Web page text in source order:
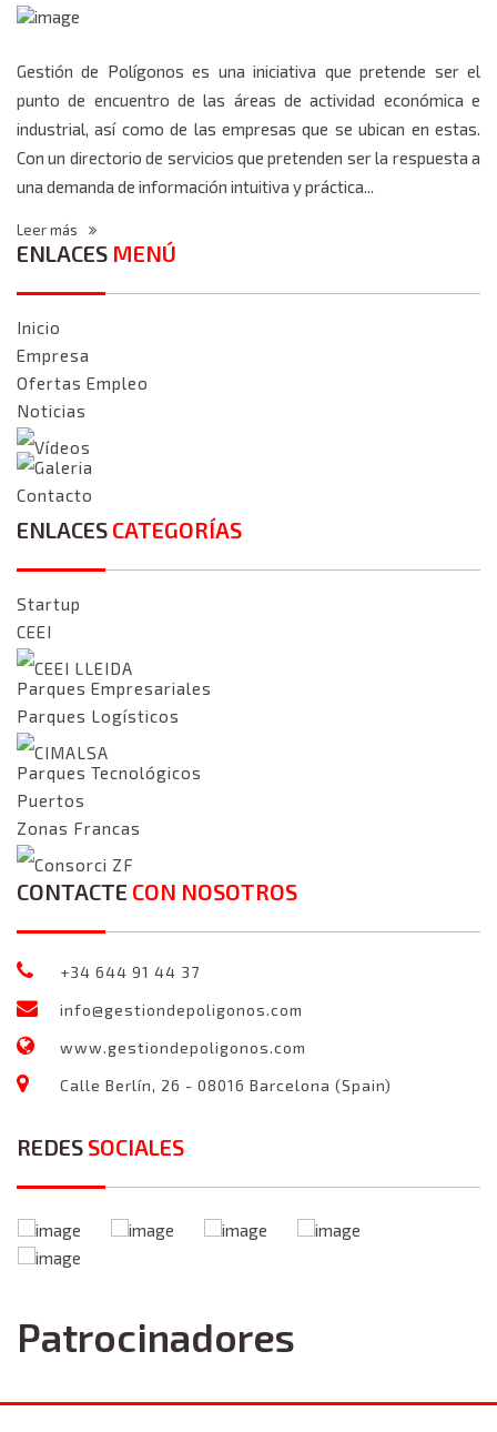
Gestión de Polígonos es una iniciativa que pretende ser el
punto de encuentro de las áreas de actividad económica e
industrial, así como de las empresas que se ubican en estas.
Con un directorio de servicios que pretenden ser la respuesta a
una demanda de información intuitiva y práctica...
Leer más
ENLACES MENÚ
Inicio
Empresa
Ofertas Empleo
Noticias
Vídeos
Galeria
Contacto
ENLACES CATEGORÍAS
Startup
CEEI
CEEI LLEIDA
Parques Empresariales
Parques Logísticos
CIMALSA
Parques Tecnológicos
Puertos
Zonas Francas
Consorci ZF
CONTACTE CON NOSOTROS
+34 644 91 44 37
info@gestiondepoligonos.com
www.gestiondepoligonos.com
Calle Berlín, 26 - 08016 Barcelona (Spain)
REDES SOCIALES
Patrocinadores